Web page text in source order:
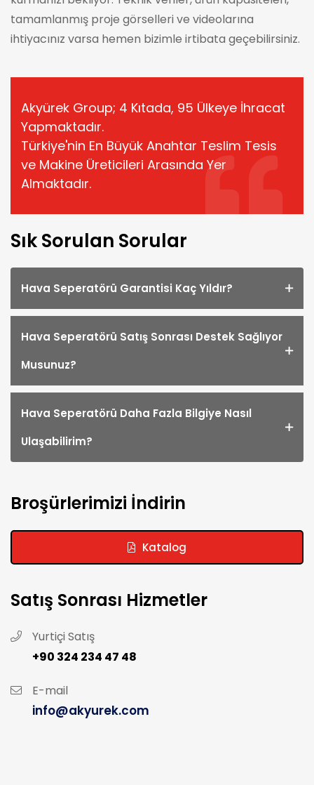
Broşürlerimizi İndirin
Katalog
Satış Sonrası Hizmetler
Yurtiçi Satış
+90 324 234 47 48
E-mail
info@akyurek.com
tamamlanmış proje görselleri ve videolarına
ihtiyacınız varsa hemen bizimle irtibata geçebilirsiniz.
Akyürek Group; 4 Kıtada, 95 Ülkeye İhracat
Yapmaktadır.
Türkiye'nin En Büyük Anahtar Teslim Tesis
ve Makine Üreticileri Arasında Yer
Almaktadır.
Sık Sorulan Sorular
Hava Seperatörü Garantisi Kaç Yıldır?
Hava Seperatörü Satış Sonrası Destek Sağlıyor
Musunuz?
Hava Seperatörü Daha Fazla Bilgiye Nasıl
Ulaşabilirim?